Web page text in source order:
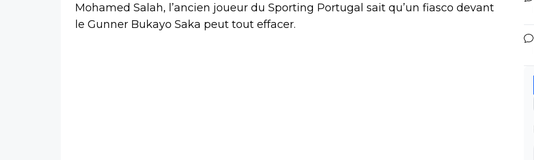
Mohamed Salah, l’ancien joueur du Sporting Portugal sait qu’un fiasco devant
le Gunner Bukayo Saka peut tout effacer.